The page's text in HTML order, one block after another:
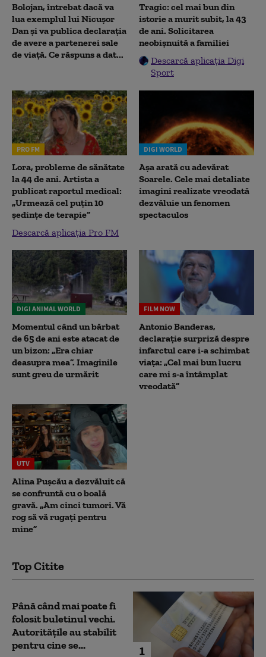
Bolojan, întrebat dacă va
lua exemplul lui Nicușor
Dan și va publica declarația
de avere a partenerei sale
de viață. Ce răspuns a dat...
Tragic: cel mai bun din
istorie a murit subit, la 43
de ani. Solicitarea
neobișnuită a familiei
Descarcă aplicația Digi
Sport
PRO FM
Lora, probleme de sănătate
la 44 de ani. Artista a
publicat raportul medical:
„Urmează cel puțin 10
ședințe de terapie”
Descarcă aplicația Pro FM
DIGI WORLD
Așa arată cu adevărat
Soarele. Cele mai detaliate
imagini realizate vreodată
dezvăluie un fenomen
spectaculos
DIGI ANIMAL WORLD
Momentul când un bărbat
de 65 de ani este atacat de
un bizon: „Era chiar
deasupra mea”. Imaginile
sunt greu de urmărit
FILM NOW
Antonio Banderas,
declarație surpriză despre
infarctul care i-a schimbat
viața: „Cel mai bun lucru
care mi s-a întâmplat
vreodată”
UTV
Alina Pușcău a dezvăluit că
se confruntă cu o boală
gravă. „Am cinci tumori. Vă
rog să vă rugați pentru
mine”
Top Citite
1
Până când mai poate fi
folosit buletinul vechi.
Autoritățile au stabilit
pentru cine se...